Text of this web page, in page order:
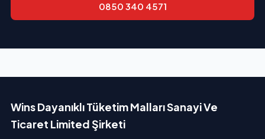
0850 340 4571
Wins Dayanıklı Tüketim Malları Sanayi Ve
Ticaret Limited Şirketi